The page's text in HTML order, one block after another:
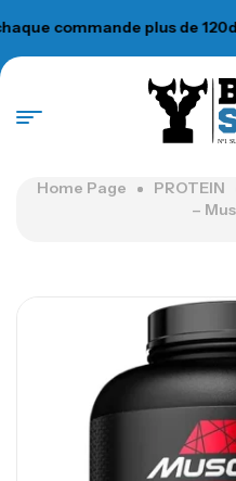
commande plus de 120dt
N°1
Home Page PROTEIN
–